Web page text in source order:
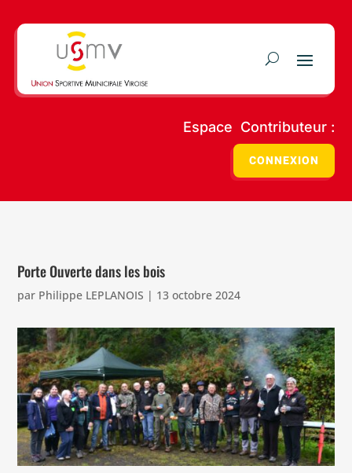
Espace Contributeur :
CONNEXION
Porte Ouverte dans les bois
par Philippe LEPLANOIS | 13 octobre 2024